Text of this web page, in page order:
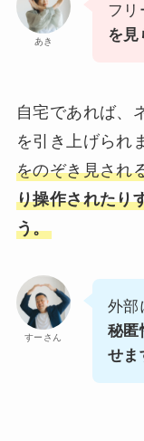
あき
フリ
を見
自宅であれば、
を引き上げられ
をのぞき見され
り操作されたり
う。
すーさん
外部
秘匿
せま